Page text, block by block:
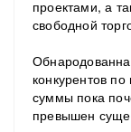
проектами, а
свободной
конкурентов
суммы пока
превышен